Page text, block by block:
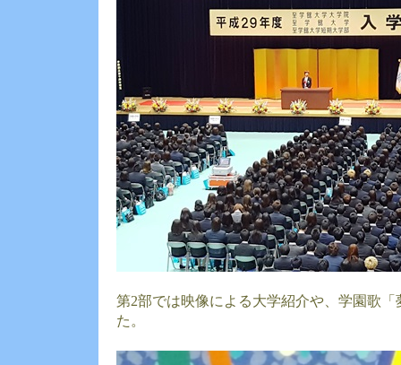
第2部では映像による大学紹介や、学園歌
た。